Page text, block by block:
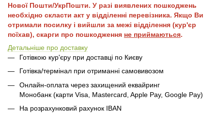
Нової Пошти/УкрПошти. У разі виявлених пошкоджень
необхідно скласти акт у відділенні перевізника. Якщо Ви
отримали посилку і вийшли за межі відділення (кур'єр
поїхав), скарги про пошкодження не приймаються.
Детальніше про доставку
Готівкою кур'єру при доставці по Києву
Готівка/термінал при отриманні самовивозом
Онлайн-оплата через захищений еквайринг
Монобанк (карти Visa, Mastercard, Apple Pay, Google Pay)
На розрахунковий рахунок IBAN